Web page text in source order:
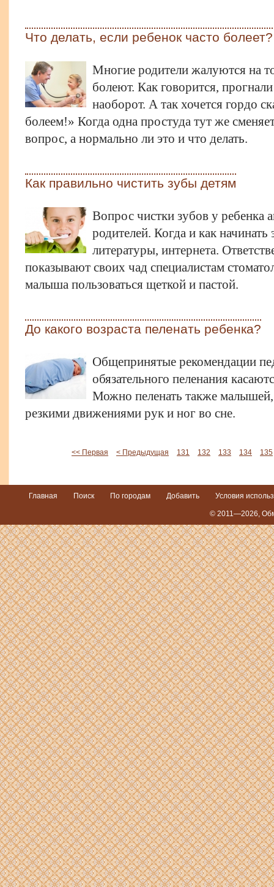
Что делать, если ребенок часто болеет?
Многие родители жалуются на
болеют. Как говорится,
наоборот. А так хочется гордо
болеем!» Когда одна простуда тут же
вопрос, а нормально ли это и что делать.
Как правильно чистить зубы детям
Вопрос чистки зубов у ребенка
родителей. Когда и как
литературы, интернета.
показывают своих чад специалистам
малыша пользоваться щеткой и пастой.
До какого возраста пеленать ребенка?
Общепринятые рекомендации
обязательного пеленания
Можно пеленать также малышей,
резкими движениями рук и ног во сне.
<< Первая < Предыдущая 131 132 133 134 135
Главная Поиск По городам Добавить Условия
© 2011—2026,